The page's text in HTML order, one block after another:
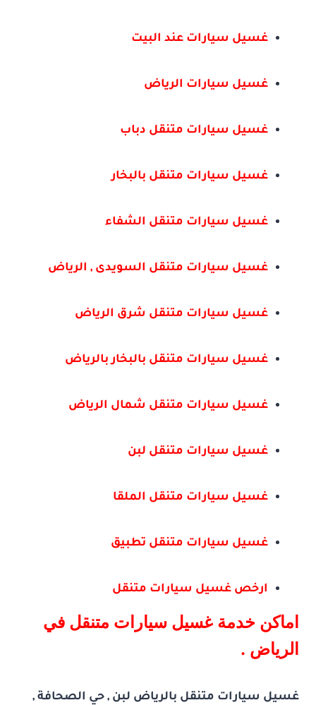
غسيل سيارات عند البيت
غسيل سيارات الرياض
غسيل سيارات متنقل دباب
غسيل سيارات متنقل بالبخار
غسيل سيارات متنقل الشفاء
غسيل سيارات متنقل السويدى , الرياض
غسيل سيارات متنقل شرق الرياض
غسيل سيارات متنقل بالبخار بالرياض
غسيل سيارات متنقل شمال الرياض
غسيل سيارات متنقل لبن
غسيل سيارات متنقل الملقا
غسيل سيارات متنقل تطبيق
ارخص غسيل سيارات متنقل
اماكن خدمة غسيل سيارات متنقل في
الرياض .
غسيل سيارات متنقل بالرياض لبن , حي الصحافة ,